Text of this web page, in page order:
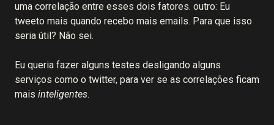
uma correlação entre esses dois fatores. outro: Eu
tweeto mais quando recebo mais emails. Para que isso
seria útil? Não sei.
Eu queria fazer alguns testes desligando alguns
serviços como o twitter, para ver se as correlações ficam
mais inteligentes.